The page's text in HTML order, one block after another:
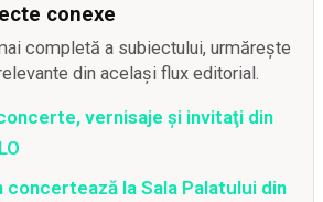
conexe
completă a subiectului, urmărește
din același flux editorial.
vernisaje şi invitaţi din
concertează la Sala Palatului din